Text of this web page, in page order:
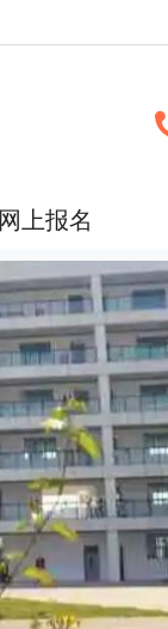
网上报名